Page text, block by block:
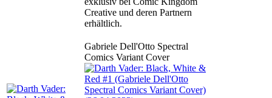
Creative und deren Partnern
erhältlich.
Gabriele Dell'Otto Spectral
Comics Variant Cover